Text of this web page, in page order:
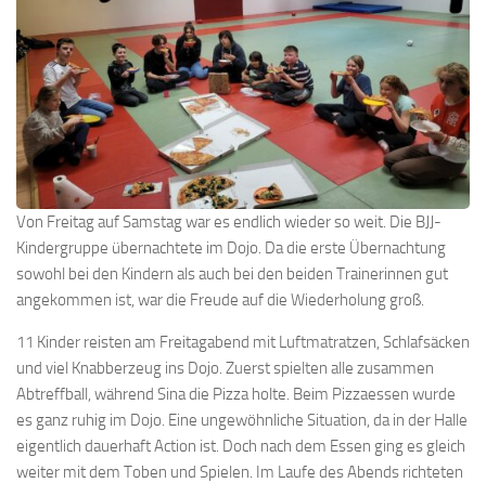
Von Freitag auf Samstag war es endlich wieder so weit. Die BJJ-
Kindergruppe übernachtete im Dojo. Da die erste Übernachtung
sowohl bei den Kindern als auch bei den beiden Trainerinnen gut
angekommen ist, war die Freude auf die Wiederholung groß.
11 Kinder reisten am Freitagabend mit Luftmatratzen, Schlafsäcken
und viel Knabberzeug ins Dojo. Zuerst spielten alle zusammen
Abtreffball, während Sina die Pizza holte. Beim Pizzaessen wurde
es ganz ruhig im Dojo. Eine ungewöhnliche Situation, da in der Halle
eigentlich dauerhaft Action ist. Doch nach dem Essen ging es gleich
weiter mit dem Toben und Spielen. Im Laufe des Abends richteten